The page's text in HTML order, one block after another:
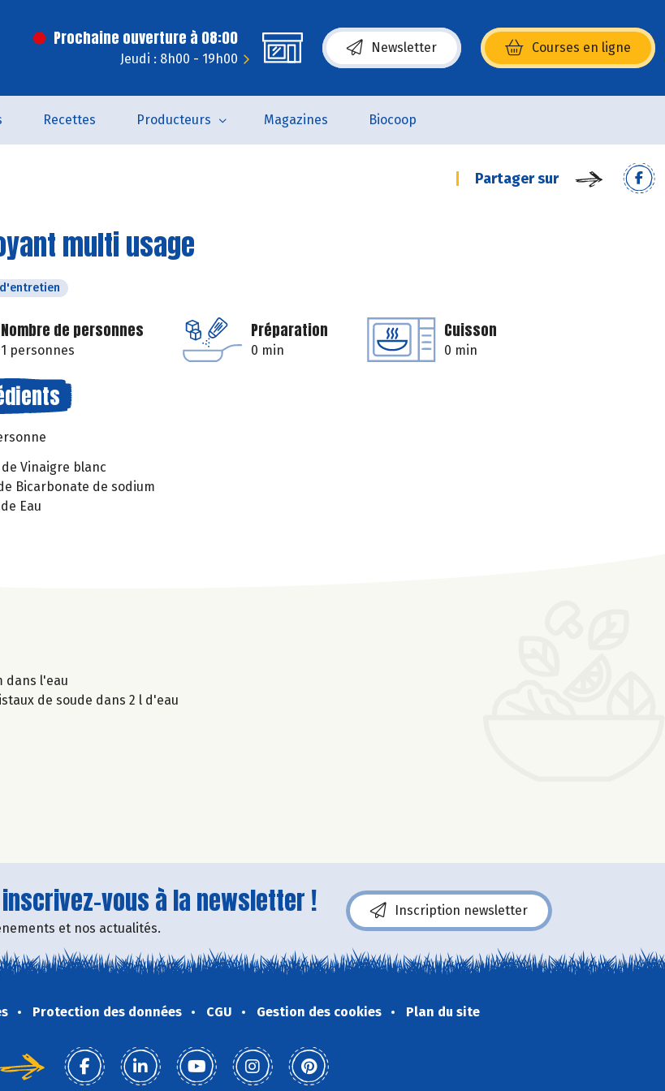
Prochaine ouverture à 08:00
Jeudi : 8h00 - 19h00
Newsletter Courses en ligne
(s’ouvre dans une nouvelle fenêtre)
Recettes Producteurs Magazines Biocoop
Partager sur
multi usage
Nombre de personnes
1 personnes
Préparation
0 min
Cuisson
0 min
de Vinaigre blanc
Bicarbonate de sodium
Eau
dans l'eau
de soude dans 2 l d'eau
vous à la newsletter !
et nos actualités.
Inscription newsletter
Protection des données CGU Gestion des cookies Plan du site